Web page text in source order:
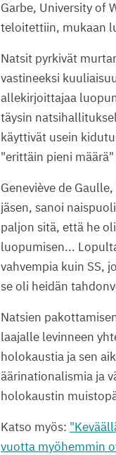
Garbe, University of
teloitettiin, mukaan
Natsit pyrkivät
vastineeksi
allekirjoittajaa
täysin
käyttivät usein
"erittäin pieni
Geneviève de
jäsen, sanoi
paljon sitä, että he
luopumisen...
vahvempia kuin SS,
se oli heidän
Natsien
laajalle levinneen
holokaustia ja sen
äärinationalismia ja
holokaustin
Katso myös:
vuotta myöhemmin